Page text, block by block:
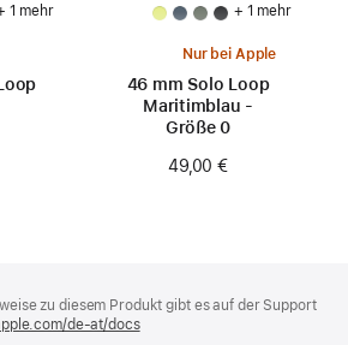
1 mehr + 1 mehr
Nur bei Apple
46 mm Solo Loop
Maritimblau -
Größe 0
49,00 €
zu diesem Produkt gibt es auf der Support
de-at/docs(öffnet